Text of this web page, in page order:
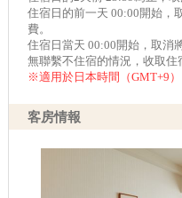
住宿日的前一天 00:00開始，
費。
住宿日當天 00:00開始，取消
無聯繫不住宿的情況，收取住
※適用於日本時間（GMT+9）
客房情報